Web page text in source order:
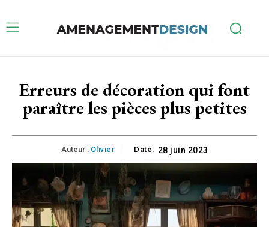
Erreurs de décoration qui font
paraître les pièces plus petites
Auteur : Olivier Date: 28 juin 2023